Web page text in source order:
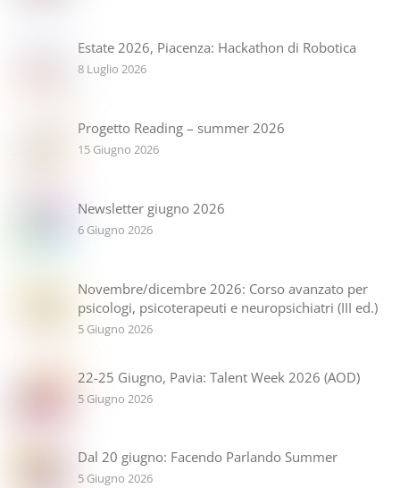
Estate 2026, Piacenza: Hackathon di Robotica
8 Luglio 2026
Progetto Reading – summer 2026
15 Giugno 2026
Newsletter giugno 2026
6 Giugno 2026
Novembre/dicembre 2026: Corso avanzato per
psicologi, psicoterapeuti e neuropsichiatri (III ed.)
5 Giugno 2026
22-25 Giugno, Pavia: Talent Week 2026 (AOD)
5 Giugno 2026
Dal 20 giugno: Facendo Parlando Summer
5 Giugno 2026